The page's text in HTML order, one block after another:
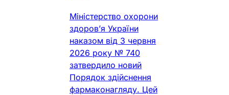
Міністерство охорони
здоров’я України
наказом від 3 червня
2026 року № 740
затвердило новий
Порядок здійснення
фармаконагляду. Цей